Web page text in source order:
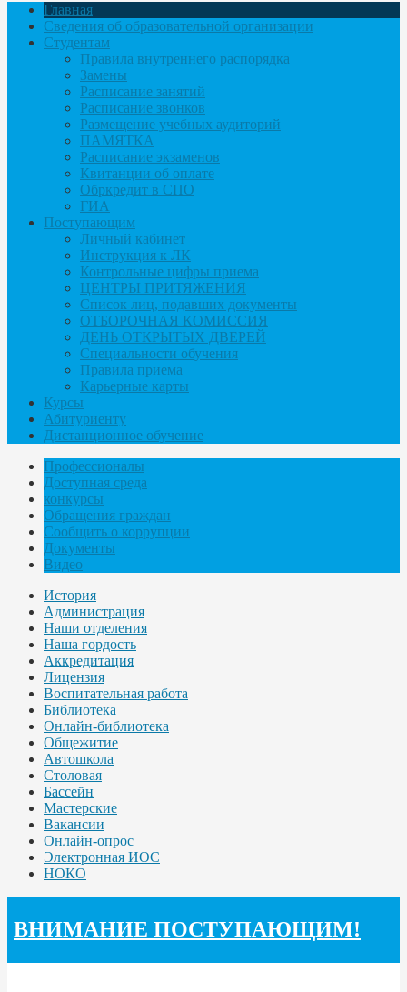
Главная
Сведения об образовательной организации
Студентам
Правила внутреннего распорядка
Замены
Расписание занятий
Расписание звонков
Размещение учебных аудиторий
ПАМЯТКА
Расписание экзаменов
Квитанции об оплате
Обркредит в СПО
ГИА
Поступающим
Личный кабинет
Инструкция к ЛК
Контрольные цифры приема
ЦЕНТРЫ ПРИТЯЖЕНИЯ
Список лиц, подавших документы
ОТБОРОЧНАЯ КОМИССИЯ
ДЕНЬ ОТКРЫТЫХ ДВЕРЕЙ
Специальности обучения
Правила приема
Карьерные карты
Курсы
Абитуриенту
Дистанционное обучение
Профессионалы
Доступная среда
конкурсы
Обращения граждан
Сообщить о коррупции
Документы
Видео
История
Администрация
Наши отделения
Наша гордость
Аккредитация
Лицензия
Воспитательная работа
Библиотека
Онлайн-библиотека
Общежитие
Автошкола
Столовая
Бассейн
Мастерские
Вакансии
Онлайн-опрос
Электронная ИОС
НОКО
ВНИМАНИЕ ПОСТУПАЮЩИМ!